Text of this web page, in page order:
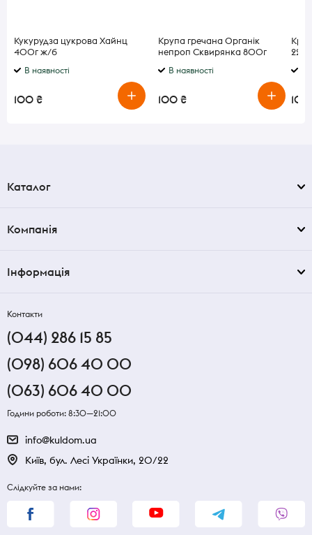
Кукурудза цукрова Хайнц
400г ж/б
В наявності
100 ₴
Крупа гречана Органік
непроп Сквирянка 800г
В наявності
100 ₴
220
Каталог
Компанія
Інформація
Контакти
(044) 286 15 85
(098) 606 40 00
(063) 606 40 00
Години роботи: 8:30—21:00
info@kuldom.ua
Київ, бул. Лесі Українки, 20/22
Слідкуйте за нами: